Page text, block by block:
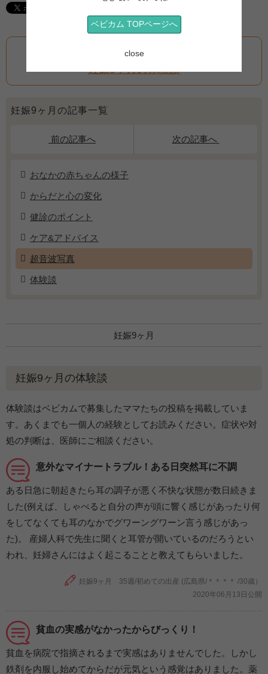
妊娠9ヶ月の次の記事へ
妊娠9ヶ月の体験談
妊娠9ヶ月の記事一覧
前の記事へ 次の記事へ
おなかの赤ちゃんの様子
からだと心の変化
健診のポイント
ケア&アドバイス
超音波写真
体験談
妊娠9ヶ月
妊娠9ヶ月の体験談
体験談はベビカムで募集したママたちの投稿を掲載していま
す。あくまでも一個人の経験としてお読みください。症状や対
処の判断は、医師にご相談ください。
意外なマイナートラブル！ある日突然耳に不調
ある日急に朝起きたら耳の調子が悪く不快な状態が数日続きま
した(例えば、しゃべると自分の声が頭に響く感じがあったり何
をしてなくても耳のなかでグワーングワーン言う感じがあっ
た)。 産婦人科で先生に聞くと耳管が開いているのだろうとい
われ、妊婦さんにはよく起こることと教えてもらいました。
妊娠9ヶ月 35週/初めての出産 (広島県/＊＊＊＊ /30歳）
2020年06月13日公開
貧血の実感がなかったからびっくり！
貧血を病院で指摘されるまで実感はありませんでした。しかし
鉄剤を内服し始めてからだが元気という感覚はありました。薬
ベビカム TOPページへ
close